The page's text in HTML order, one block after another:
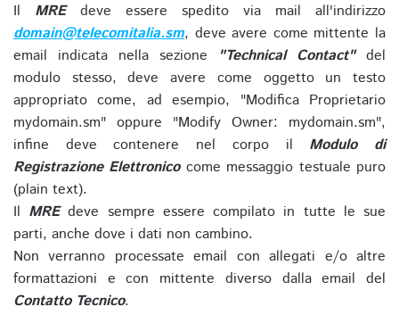
Il MREdeve essere spedito via mail all'indirizzo
domain@telecomitalia.sm, deve avere come mittente la
email indicata nella sezione
"Technical Contact"del
modulo stesso, deve avere come oggetto un testo
appropriato come, ad esempio, "Modifica Proprietario
mydomain.sm" oppure "Modify Owner: mydomain.sm",
infine deve contenere nel corpo il Modulo di
Registrazione Elettronicocome messaggio testuale puro
(plain text).
Il MREdeve sempre essere compilato in tutte le sue
parti, anche dove i dati non cambino.
Non verranno processate email con allegati e/o altre
formattazioni e con mittente diverso dalla email del
Contatto Tecnico.